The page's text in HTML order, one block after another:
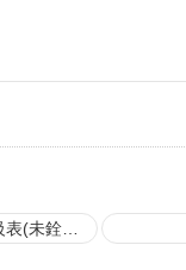
敘職員)